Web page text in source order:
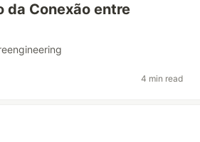
da Conexão entre
4 min read